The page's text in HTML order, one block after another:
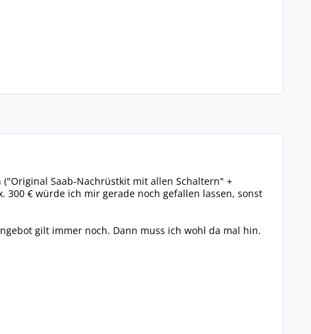
Saab-Nachrüstkit mit allen Schaltern" +
300 € würde ich mir gerade noch gefallen lassen, sonst
gilt immer noch. Dann muss ich wohl da mal hin.